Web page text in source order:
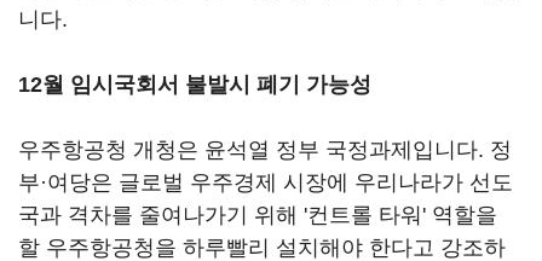
니다.
12월 임시국회서 불발시 폐기 가능성
우주항공청 개청은 윤석열 정부 국정과제입니다. 정
부·여당은 글로벌 우주경제 시장에 우리나라가 선도
국과 격차를 줄여나가기 위해 '컨트롤 타워' 역할을
할 우주항공청을 하루빨리 설치해야 한다고 강조하